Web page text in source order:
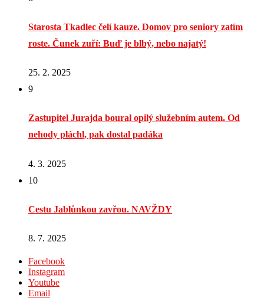
Starosta Tkadlec čelí kauze. Domov pro seniory zatím
roste. Čunek zuří: Buď je blbý, nebo najatý!
25. 2. 2025
9
Zastupitel Jurajda boural opilý služebním autem. Od
nehody pláchl, pak dostal padáka
4. 3. 2025
10
Cestu Jablůnkou zavřou. NAVŽDY
8. 7. 2025
Facebook
Instagram
Youtube
Email